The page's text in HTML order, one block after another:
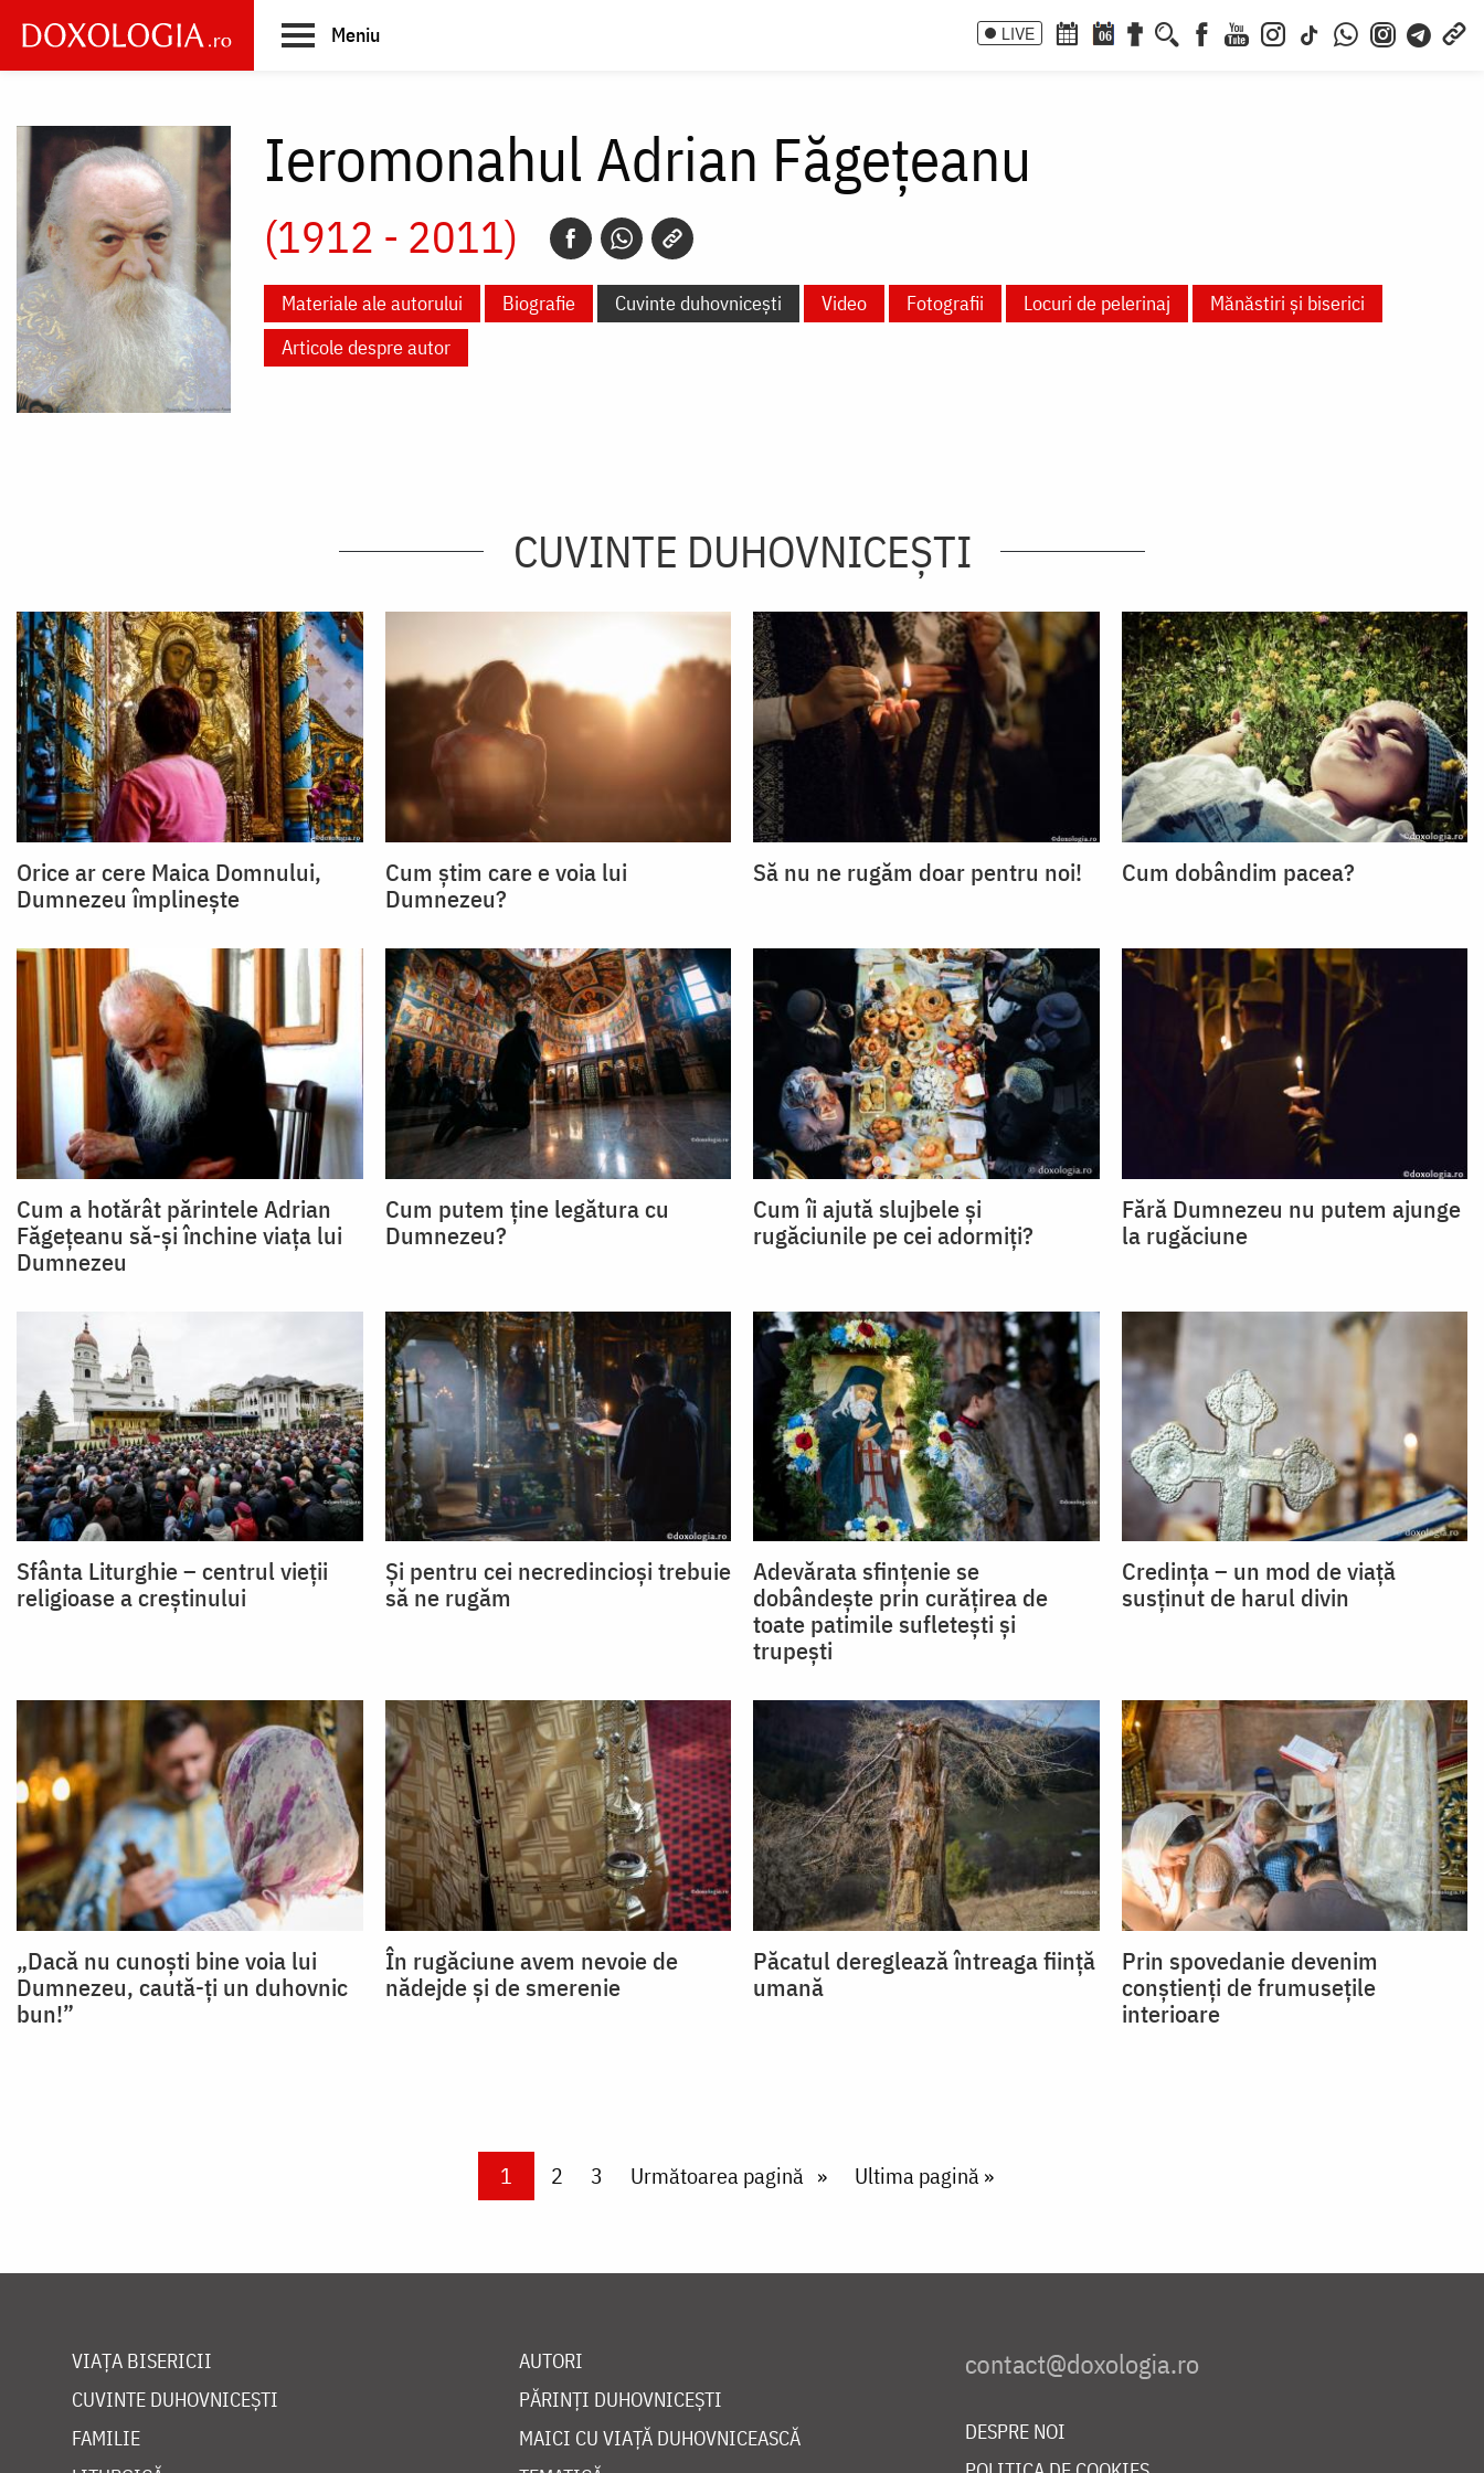
main
Meniu LIVE 06
Ieromonahul Adrian Făgețeanu
(1912 - 2011)
Materiale ale autorului Biografie Cuvinte duhovnicești Video Fotografii Locuri de pelerinaj
Mănăstiri și biserici
Articole despre autor
CUVINTE DUHOVNICEȘTI
Orice ar cere Maica Domnului,
Dumnezeu împlinește
Cum știm care e voia lui
Dumnezeu?
Să nu ne rugăm doar pentru noi! Cum dobândim pacea?
Cum a hotărât părintele Adrian
Făgețeanu să-și închine viața lui
Dumnezeu
Cum putem ține legătura cu
Dumnezeu?
Cum îi ajută slujbele și
rugăciunile pe cei adormiți?
Fără Dumnezeu nu putem ajunge
la rugăciune
Sfânta Liturghie – centrul vieții
religioase a creștinului
Și pentru cei necredincioși trebuie
să ne rugăm
Adevărata sfințenie se
dobândește prin curățirea de
toate patimile sufletești și
trupești
Credința – un mod de viață
susținut de harul divin
„Dacă nu cunoști bine voia lui
Dumnezeu, caută-ți un duhovnic
bun!”
În rugăciune avem nevoie de
nădejde și de smerenie
Păcatul dereglează întreaga ființă
umană
Prin spovedanie devenim
conștienți de frumusețile
interioare
Current page
1 Page
2 Page
3 Next page
Următoarea pagină Last page
Ultima pagină »
VIAȚA BISERICII
CUVINTE DUHOVNICEȘTI
FAMILIE
AUTORI
PĂRINȚI DUHOVNICEȘTI
MAICI CU VIAȚĂ DUHOVNICEASCĂ
DESPRE NOI